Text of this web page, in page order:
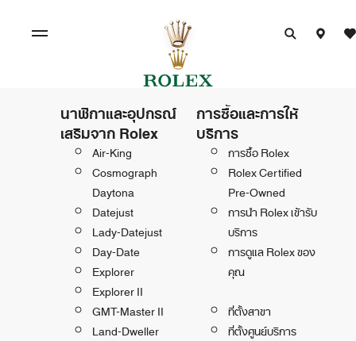
นาฬิกาและอุปกรณ์
เสริมจาก Rolex
Air-King
Cosmograph
Daytona
Datejust
Lady-Datejust
Day-Date
Explorer
Explorer II
GMT-Master II
Land-Dweller
การซื้อและการให้
บริการ
การซื้อ Rolex
Rolex Certified
Pre-Owned
การนำ Rolex เข้ารับ
บริการ
การดูแล Rolex ของ
คุณ
ที่ตั้งสาขา
ที่ตั้งศูนย์บริการ